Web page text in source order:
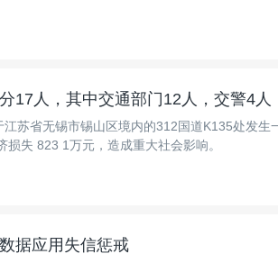
17人，其中交通部门12人，交警4人
苏省无锡市锡山区境内的312国道K135处发生
失 823 1万元，造成重大社会影响。
据应用失信惩戒